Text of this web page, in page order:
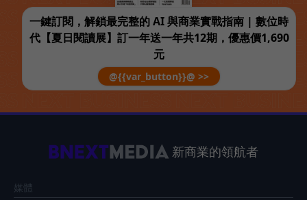
一鍵訂閱，解鎖最完整的 AI 與商業實戰指南 | 數位時
代【夏日閱讀展】訂一年送一年共12期，優惠價1,690
元
@{{var_button}}@ >>
新商業的領航者
媒體